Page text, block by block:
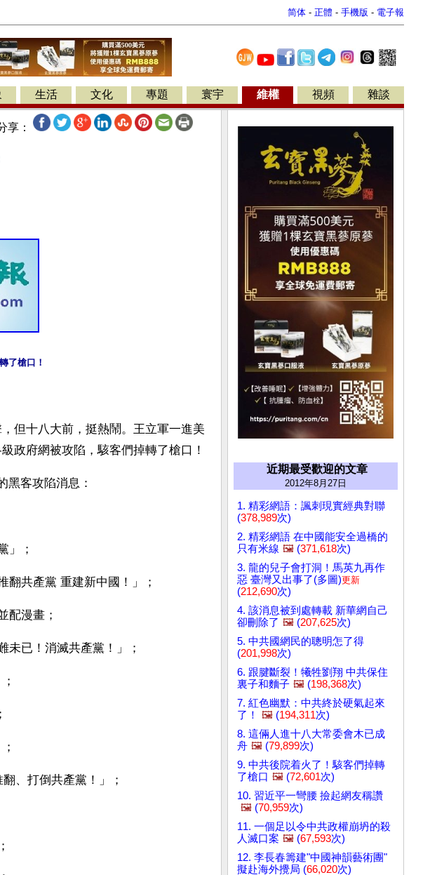
简体 - 正體 - 手機版 - 電子報
生活 文化 專題 寰宇 維權 視頻 雜談
享：
了槍口！
但十八大前，挺熱鬧。王立軍一進美
政府網被攻陷，駭客們掉轉了槍口！
黑客攻陷消息：
」；
翻共產黨 重建新中國！」；
配漫畫；
未已！消滅共產黨！」；
、打倒共產黨！」；
近期最受歡迎的文章
2012年8月27日
1. 精彩網語：諷刺現實經典對聯
(378,989次)
2. 精彩網語 在中國能安全過橋的
只有米線 🖼️ (371,618次)
3. 龍的兒子會打洞！馬英九再作
惡 臺灣又出事了(多圖)更新
(212,690次)
4. 該消息被到處轉載 新華網自己
卻刪除了 🖼️ (207,625次)
5. 中共國網民的聰明怎了得
(201,998次)
6. 跟腱斷裂！犧牲劉翔 中共保住
裏子和麵子 🖼️ (198,368次)
7. 紅色幽默：中共終於硬氣起來
了！
🖼️ (194,311次)
8. 這倆人進十八大常委會木已成
舟 🖼️ (79,899次)
9. 中共後院着火了！駭客們掉轉
了槍口 🖼️ (72,601次)
10. 習近平一彎腰 撿起網友稱讚
🖼️ (70,959次)
11. 一個足以令中共政權崩坍的殺
人滅口案 🖼️ (67,593次)
12. 李長春籌建"中國神韻藝術團"
擬赴海外攪局 (66,020次)